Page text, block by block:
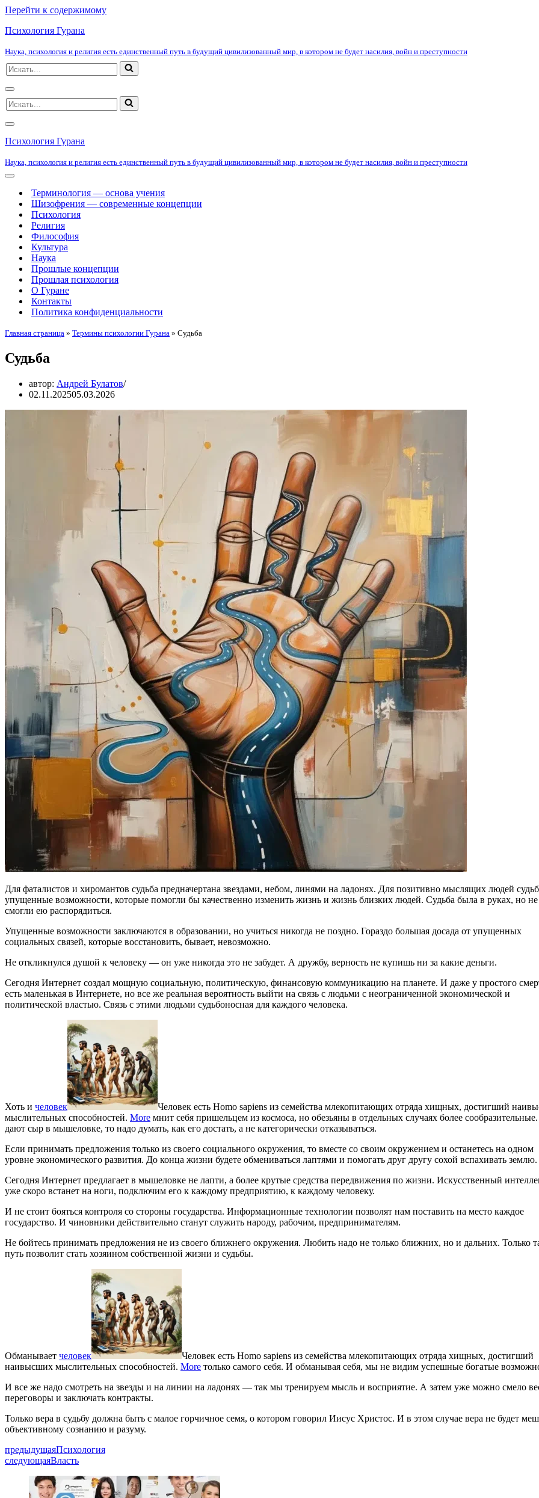
Перейти к содержимому
Психология Гурана
Наука, психология и религия есть единственный путь в будущий цивилизованный мир, в котором не будет насилия, войн и преступности
Искать...
Меню
навигации
Искать...
Меню
навигации
Психология Гурана
Наука, психология и религия есть единственный путь в будущий цивилизованный мир, в котором не будет насилия, войн и преступности
Меню
навигацииТерминология — основа учения
Шизофрения — современные концепции
Психология
Религия
Философия
Культура
Наука
Прошлые концепции
Прошлая психология
О Гуране
Контакты
Политика конфиденциальности
Главная страница » Термины психологии Гурана » Судьба
Судьба
автор: Андрей Булатов
02.11.202505.03.2026
Для фаталистов и хиромантов судьба предначертана звездами, небом, линями на ладонях. Для позитивно мыслящих людей
упущенные возможности, которые помогли бы качественно изменить жизнь и жизнь близких людей. Судьба была в руках, но не
смогли ею распорядиться.
Упущенные возможности заключаются в образовании, но учиться никогда не поздно. Гораздо большая досада от упущенных
социальных связей, которые восстановить, бывает, невозможно.
Не откликнулся душой к человеку — он уже никогда это не забудет. А дружбу, верность не купишь ни за какие деньги.
Сегодня Интернет создал мощную социальную, политическую, финансовую коммуникацию на планете. И даже у простого
есть маленькая в Интернете, но все же реальная вероятность выйти на связь с людьми с неограниченной экономической и
политической властью. Связь с этими людьми судьбоносная для каждого человека.
Хоть и человек
Человек есть Homo sapiens из семейства млекопитающих отряда хищных, достигший
мыслительных способностей. More мнит себя пришельцем из космоса, но обезьяны в отдельных случаях более
дают сыр в мышеловке, то надо думать, как его достать, а не категорически отказываться.
Если принимать предложения только из своего социального окружения, то вместе со своим окружением и останетесь на одном
уровне экономического развития. До конца жизни будете обмениваться лаптями и помогать друг другу сохой вспахивать землю.
Сегодня Интернет предлагает в мышеловке не лапти, а более крутые средства передвижения по жизни. Искусственный
уже скоро встанет на ноги, подключим его к каждому предприятию, к каждому человеку.
И не стоит бояться контроля со стороны государства. Информационные технологии позволят нам поставить на место каждое
государство. И чиновники действительно станут служить народу, рабочим, предпринимателям.
Не бойтесь принимать предложения не из своего ближнего окружения. Любить надо не только ближних, но и дальних. Только
путь позволит стать хозяином собственной жизни и судьбы.
Обманывает человек
Человек есть Homo sapiens из семейства млекопитающих отряда хищных, достигший
наивысших мыслительных способностей. More только самого себя. И обманывая себя, мы не видим успешные богатые
И все же надо смотреть на звезды и на линии на ладонях — так мы тренируем мысль и восприятие. А затем уже можно смело
переговоры и заключать контракты.
Только вера в судьбу должна быть с малое горчичное семя, о котором говорил Иисус Христос. И в этом случае вера не будет
объективному сознанию и разуму.
предыдущаяПсихология
следующаяВласть